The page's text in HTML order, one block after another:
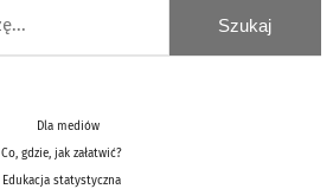
Dla mediów
Co, gdzie, jak załatwić?
Edukacja statystyczna